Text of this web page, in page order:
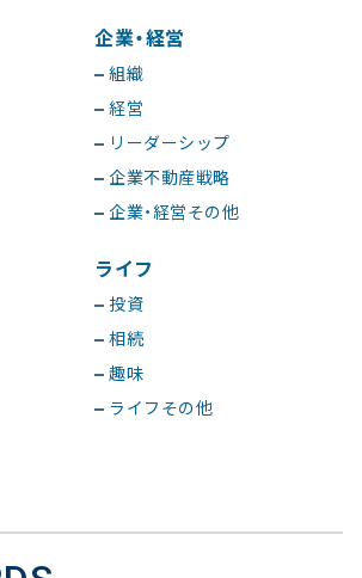
企業・経営
組織
経営
リーダーシップ
企業不動産戦略
企業・経営その他
ライフ
投資
相続
趣味
ライフその他